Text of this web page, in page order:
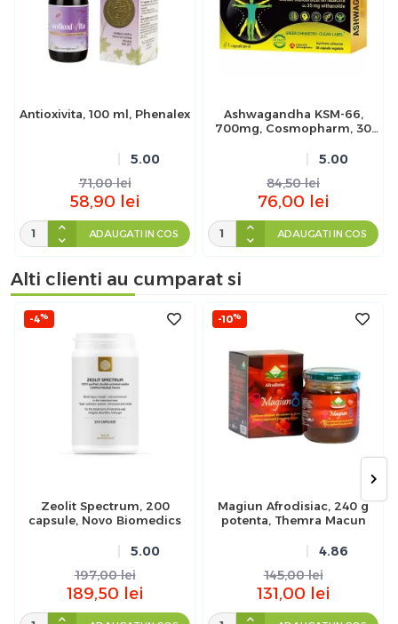
Antioxivita, 100 ml, Phenalex
5.00
71,00 lei
58,90 lei
ADAUGATI IN COS
Ashwagandha KSM-66,
700mg, Cosmopharm, 30
5.00
84,50 lei
76,00 lei
ADAUGATI IN COS
Alti clienti au cumparat si
-4%
Zeolit Spectrum, 200
capsule, Novo Biomedics
5.00
197,00 lei
189,50 lei
-10%
Magiun Afrodisiac, 240 g
potenta, Themra Macun
4.86
145,00 lei
131,00 lei